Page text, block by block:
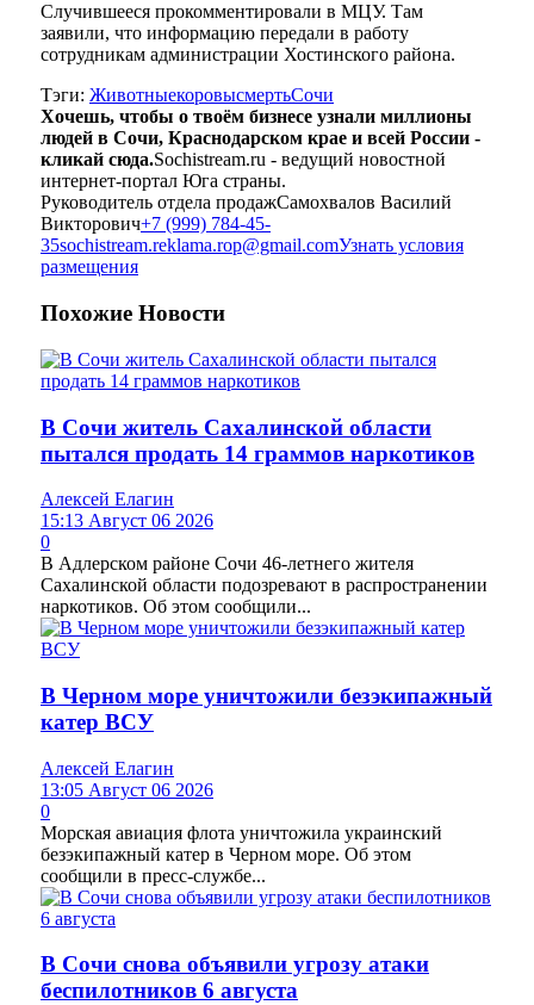
Случившееся прокомментировали в МЦУ. Там
заявили, что информацию передали в работу
сотрудникам администрации Хостинского района.
Тэги: ЖивотныекоровысмертьСочи
Хочешь, чтобы о твоём бизнесе узнали миллионы
людей в Сочи, Краснодарском крае и всей России -
кликай сюда.Sochistream.ru - ведущий новостной
интернет-портал Юга страны.
Руководитель отдела продажСамохвалов Василий
Викторович+7 (999) 784-45-
35sochistream.reklama.rop@gmail.comУзнать условия
размещения
Похожие Новости
В Сочи житель Сахалинской области
пытался продать 14 граммов наркотиков
Алексей Елагин
15:13 Август 06 2026
0
В Адлерском районе Сочи 46-летнего жителя
Сахалинской области подозревают в распространении
наркотиков. Об этом сообщили...
В Черном море уничтожили безэкипажный
катер ВСУ
Алексей Елагин
13:05 Август 06 2026
0
Морская авиация флота уничтожила украинский
безэкипажный катер в Черном море. Об этом
сообщили в пресс-службе...
В Сочи снова объявили угрозу атаки
беспилотников 6 августа